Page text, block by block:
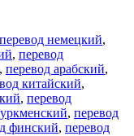
перевод немецкий,
, перевод
, перевод арабский,
китайский,
, перевод
, перевод
финский, перевод